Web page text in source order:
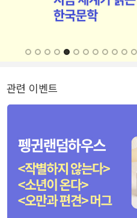
관련 이벤트